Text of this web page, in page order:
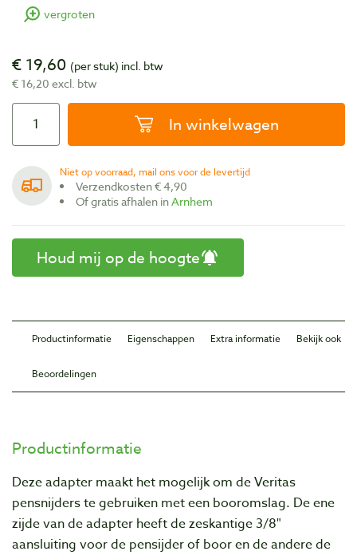
vergroten
€ 19,60 (per stuk) incl. btw
€ 16,20 excl. btw
In winkelwagen
Niet op voorraad, mail ons voor de levertijd
Verzendkosten € 4,90
Of gratis afhalen inArnhem
Houd mij op de hoogte
Productinformatie Eigenschappen Extra informatie Bekijk ook
Beoordelingen
Productinformatie
Deze adapter maakt het mogelijk om de Veritas
pensnijders te gebruiken met een booromslag. De ene
zijde van de adapter heeft de zeskantige 3/8"
aansluiting voor de pensijder of boor en de andere de